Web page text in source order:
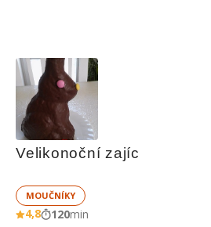
Velikonoční zajíc
MOUČNÍKY
4,8 120min